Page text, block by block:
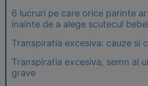
6 lucruri pe care orice parinte
inainte de a alege scutecul
Transpiratia excesiva: cauze si
Transpiratia excesiva, semn al
grave